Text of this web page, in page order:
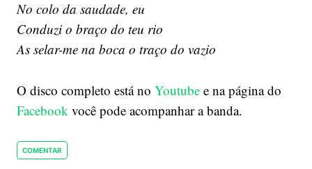
No colo da saudade, eu
Conduzi o braço do teu rio
As selar-me na boca o traço do vazio
O disco completo está no Youtube e na página do
Facebook você pode acompanhar a banda.
COMENTAR